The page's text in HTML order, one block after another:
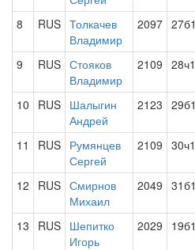
8 RUS Толкачев
Владимир
2097 27б1
9 RUS Стояков
Владимир
2109 28ч1
10 RUS Шалыгин
Андрей
2123 29б1
11 RUS Румянцев
Сергей
2109 30ч1
12 RUS Смирнов
Михаил
2049 31б1
13 RUS Шепитко
Игорь
2029 19б1